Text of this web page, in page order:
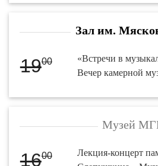
Зал им.
1900
«Встречи в
Вечер камерной
Музей
1600
Лекция-концерт